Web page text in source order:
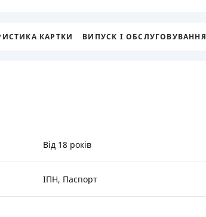
КАРТКИ ВИПУСК І ОБСЛУГОВУВАННЯ
Від 18 років
ІПН, Паспорт